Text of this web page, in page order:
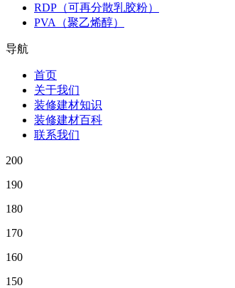
RDP（可再分散乳胶粉）
PVA（聚乙烯醇）
导航
首页
关于我们
装修建材知识
装修建材百科
联系我们
200
190
180
170
160
150